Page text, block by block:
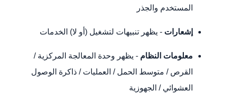
المستخدم والجذر
إشعارات - يظهر تنبيهات لتشغيل (أو لا) الخدمات
معلومات النظام - يظهر وحدة المعالجة المركزية /
القرص / متوسط الحمل / العمليات / ذاكرة الوصول
العشوائي / الجهوزية